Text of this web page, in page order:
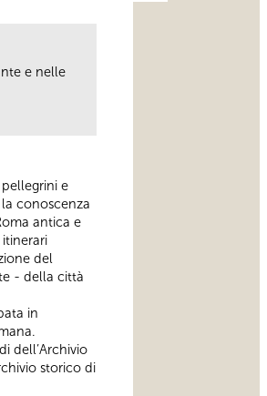
e nelle
e
conoscenza
antica e
del
- della città
in
dell’Archivio
storico di